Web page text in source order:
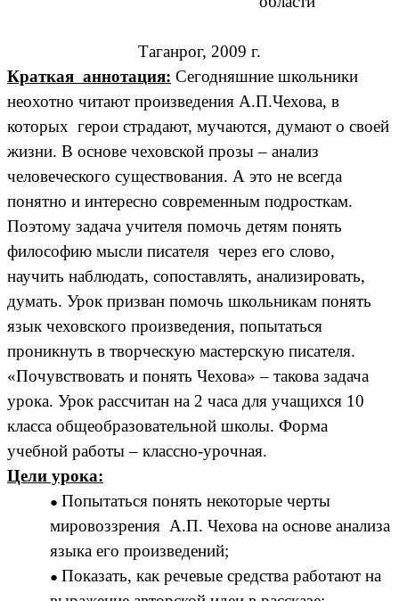
Таганрог, 2009 г.
Краткая аннотация: Сегодняшние школьники
неохотно читают произведения А.П.Чехова, в
которых герои страдают, мучаются, думают о своей
жизни. В основе чеховской прозы – анализ
человеческого существования. А это не всегда
понятно и интересно современным подросткам.
Поэтому задача учителя помочь детям понять
философию мысли писателя через его слово,
научить наблюдать, сопоставлять, анализировать,
думать. Урок призван помочь школьникам понять
язык чеховского произведения, попытаться
проникнуть в творческую мастерскую писателя.
«Почувствовать и понять Чехова» – такова задача
урока. Урок рассчитан на 2 часа для учащихся 10
класса общеобразовательной школы. Форма
учебной работы – классно-урочная.
Цели урока:
Попытаться понять некоторые черты
мировоззрения А.П. Чехова на основе анализа
языка его произведений;
Показать, как речевые средства работают на